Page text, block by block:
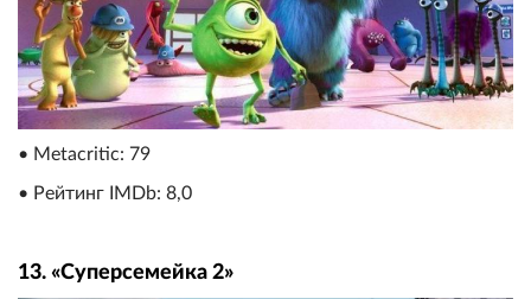
• Metacritic: 79
• Рейтинг IMDb: 8,0
13. «Суперсемейка 2»